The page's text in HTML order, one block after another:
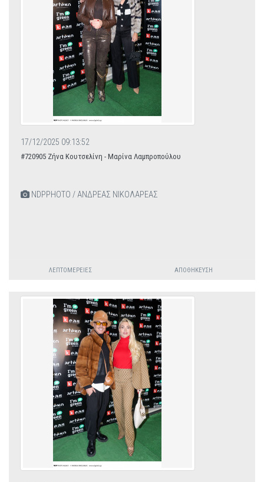
17/12/2025 09:13:52
#720905 Ζήνα Κουτσελίνη - Μαρίνα Λαμπροπούλου
NDPPHOTO / ΑΝΔΡΕΑΣ ΝΙΚΟΛΑΡΕΑΣ
ΛΕΠΤΟΜΈΡΕΙΕΣ ΑΠΟΘΉΚΕΥΣΗ